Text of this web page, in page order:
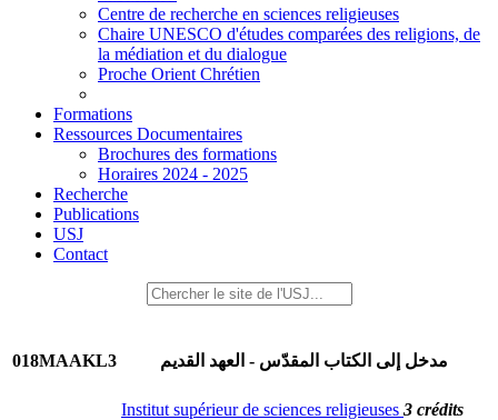
Centre de recherche en sciences religieuses
Chaire UNESCO d'études comparées des religions, de
la médiation et du dialogue
Proche Orient Chrétien
Formations
Ressources Documentaires
Brochures des formations
Horaires 2024 - 2025
Recherche
Publications
USJ
Contact
018MAAKL3 مدخل إلى الكتاب المقدّس - العهد القديم
Institut supérieur de sciences religieuses 3 crédits